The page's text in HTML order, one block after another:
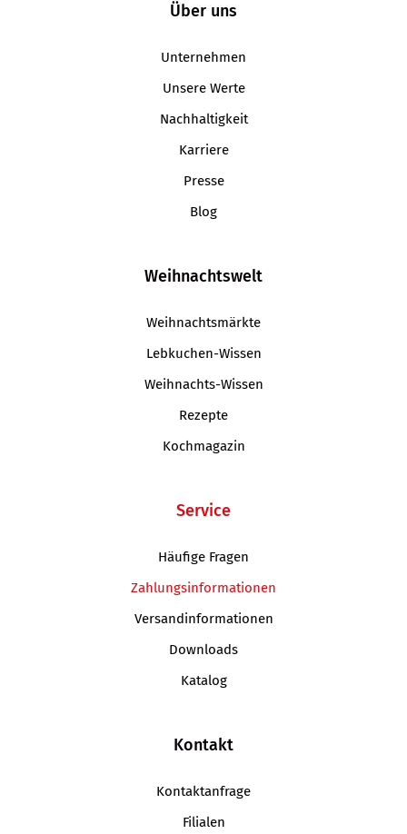
Über uns
Unternehmen
Unsere Werte
Nachhaltigkeit
Karriere
Presse
Blog
Weihnachtswelt
Weihnachtsmärkte
Lebkuchen-Wissen
Weihnachts-Wissen
Rezepte
Kochmagazin
Service
Häufige Fragen
Zahlungsinformationen
Versandinformationen
Downloads
Katalog
Kontakt
Kontaktanfrage
Filialen